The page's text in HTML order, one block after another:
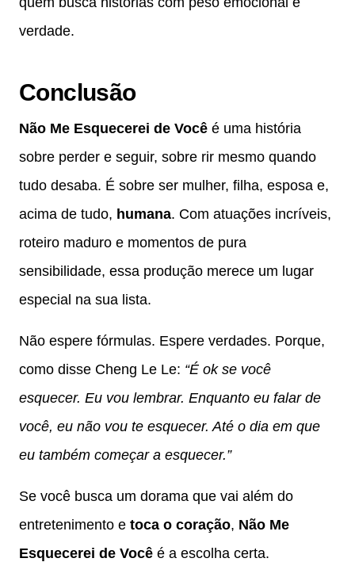
verdade.
Conclusão
Não Me Esquecerei de Você é uma história
sobre perder e seguir, sobre rir mesmo quando
tudo desaba. É sobre ser mulher, filha, esposa e,
acima de tudo, humana. Com atuações incríveis,
roteiro maduro e momentos de pura
sensibilidade, essa produção merece um lugar
especial na sua lista.
Não espere fórmulas. Espere verdades. Porque,
como disse Cheng Le Le: “É ok se você
esquecer. Eu vou lembrar. Enquanto eu falar de
você, eu não vou te esquecer. Até o dia em que
eu também começar a esquecer.”
Se você busca um dorama que vai além do
entretenimento e toca o coração, Não Me
Esquecerei de Você é a escolha certa.